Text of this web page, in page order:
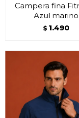
Campera fina
Azul marino
$ 1.490